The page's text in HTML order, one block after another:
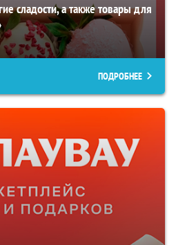
сладости, а также товары для
ПОДРОБНЕЕ